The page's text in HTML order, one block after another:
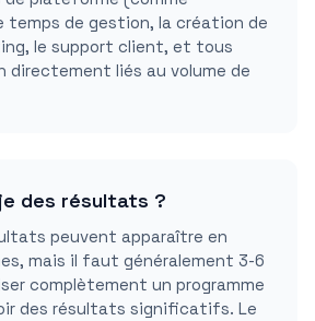
temps de gestion, la création de
le support client, et tous
directement liés au volume de
des résultats ?
peuvent apparaître en
mais il faut généralement 3-6
complètement un programme
des résultats significatifs. Le